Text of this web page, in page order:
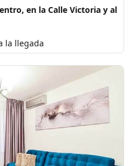
en la Calle Victoria y al
la llegada